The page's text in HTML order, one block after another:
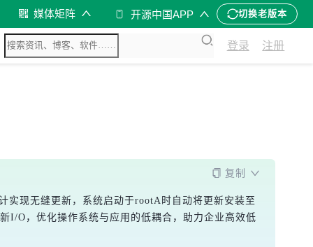
媒体矩阵 开源中国APP 切换老版本
登录 注册
复制
实现无缝更新，系统启动于rootA时自动将更新安装至
I/O，优化操作系统与应用的低耦合，助力企业高效低